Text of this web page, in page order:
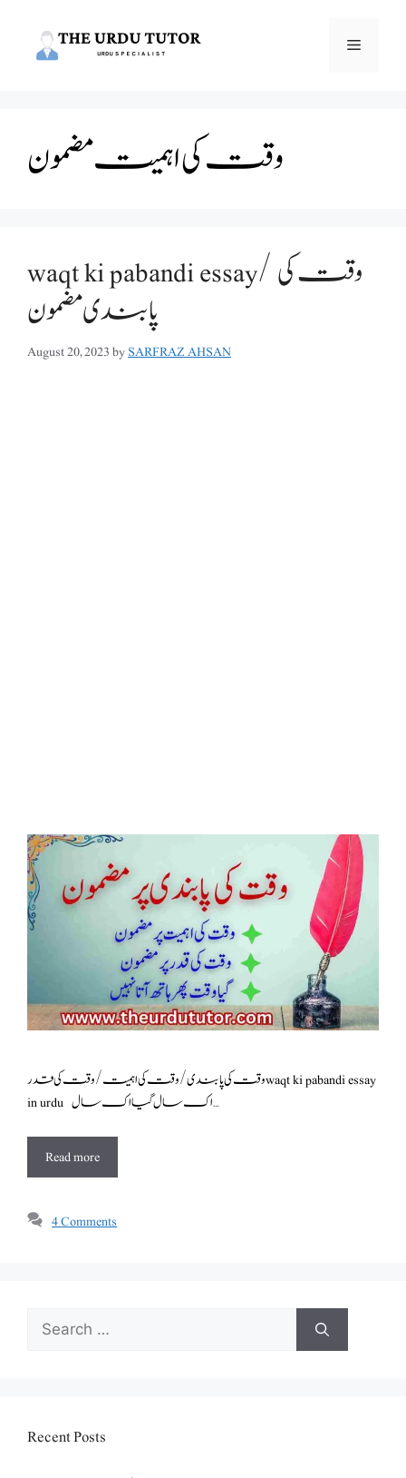
Menu
وقت کی اہمیت مضمون
waqt ki pabandi essay/ وقت کی
پابندی مضمون
August 20, 2023bySARFRAZ AHSAN
وقت کی پابندی/وقت کی اہمیت /وقت کی قدر waqt ki pabandi essay
in urdu اک سال گیا اک سال …
Read more
4 Comments
Search
for:
Recent Posts